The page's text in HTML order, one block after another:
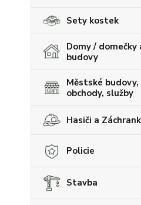
Sety kostek
Domy / domečky
budovy
Městské budovy,
obchody, služby
Hasiči a
Policie
Stavba